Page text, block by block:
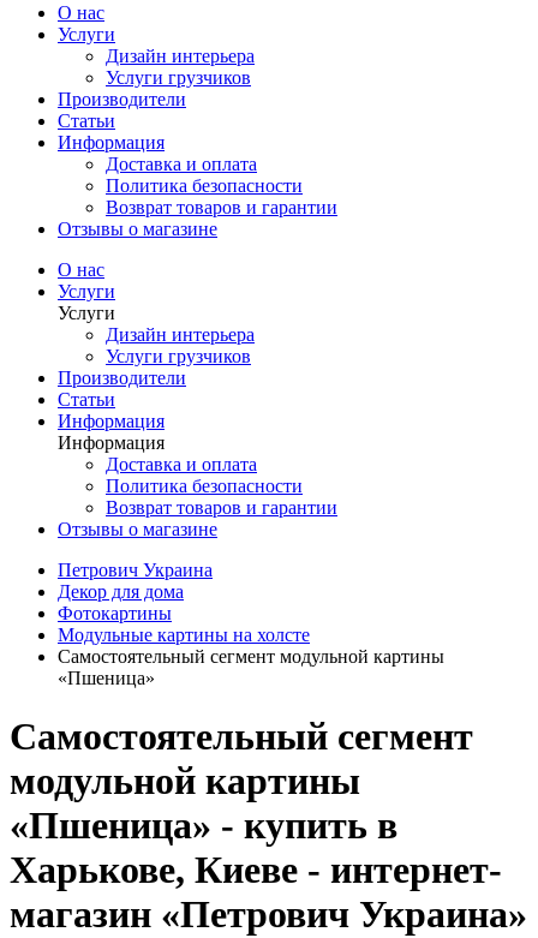
О нас
Услуги
Дизайн интерьера
Услуги грузчиков
Производители
Статьи
Информация
Доставка и оплата
Политика безопасности
Возврат товаров и гарантии
Отзывы о магазине
О нас
Услуги
Услуги
Дизайн интерьера
Услуги грузчиков
Производители
Статьи
Информация
Информация
Доставка и оплата
Политика безопасности
Возврат товаров и гарантии
Отзывы о магазине
Петрович Украина
Декор для дома
Фотокартины
Модульные картины на холсте
Самостоятельный сегмент модульной картины
«Пшеница»
Самостоятельный сегмент
модульной картины
«Пшеница» - купить в
Харькове, Киеве - интернет-
магазин «Петрович Украина»